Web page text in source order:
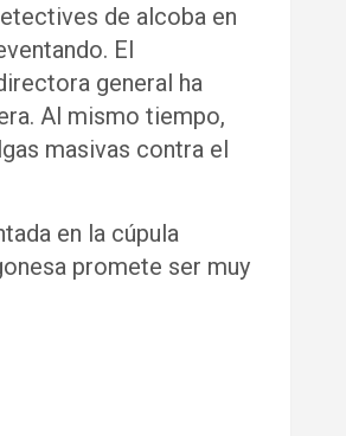
de alcoba en
El
general ha
Al mismo tiempo,
masivas contra el
en la cúpula
promete ser muy